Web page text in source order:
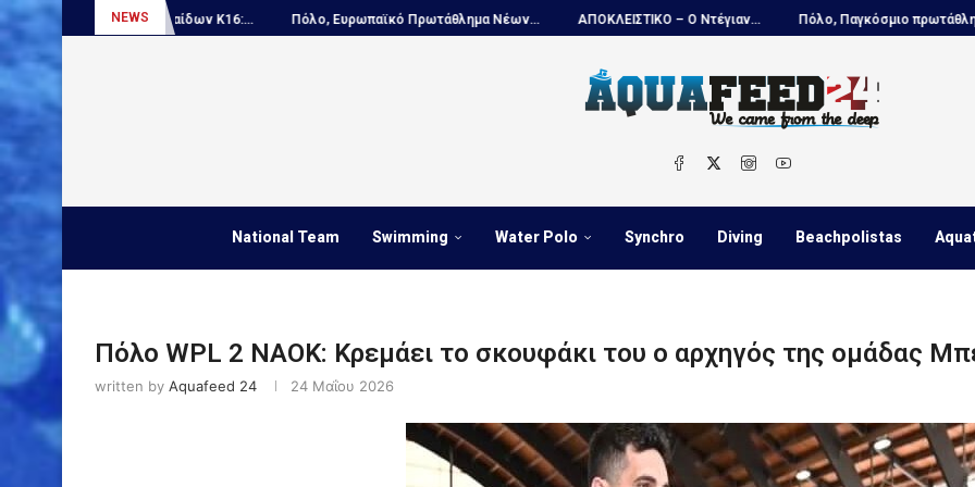
NEWS
Παίδων Κ16:... Πόλο, Ευρωπαϊκό Πρωτάθλημα Νέων... ΑΠΟΚΛΕΙΣΤΙΚΟ – Ο Ντέγιαν... Πόλο, Παγκόσμιο πρωτάθλημα Παίδων:...
National Team Swimming Water Polo Synchro Diving Beachpolistas
Πόλο WPL 2 ΝΑΟΚ: Κρεμάει το σκουφάκι του ο αρχηγός της ομάδας
written by Aquafeed 24 24 Μαΐου 2026